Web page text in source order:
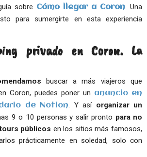
sobre Cómo llegar a Coron . Una
para sumergirte en esta experiencia
privado en Coron. La
buscar a más viajeros que
Coron, puedes poner un anuncio en
de Notion . Y así organizar un
9 o 10 personas y salir pronto para no
públicos en los sitios más famosos,
prácticamente en soledad, solo con